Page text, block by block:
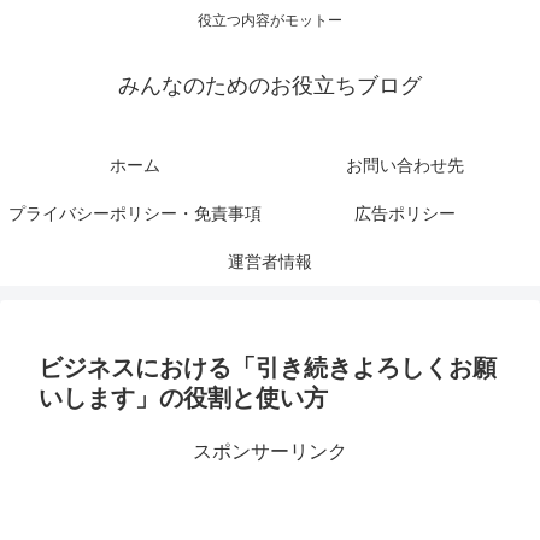
役立つ内容がモットー
みんなのためのお役立ちブログ
ホーム お問い合わせ先
プライバシーポリシー・免責事項 広告ポリシー
運営者情報
ビジネスにおける「引き続きよろしくお願
いします」の役割と使い方
スポンサーリンク